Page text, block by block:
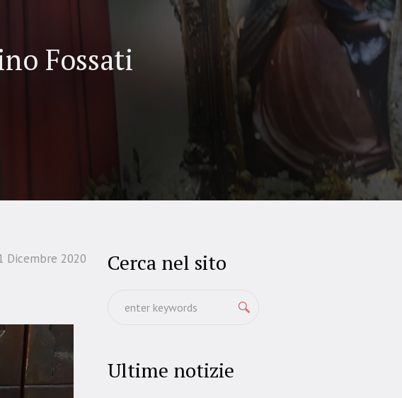
Fossati
Dicembre 2020 Cerca nel sito
Ultime notizie